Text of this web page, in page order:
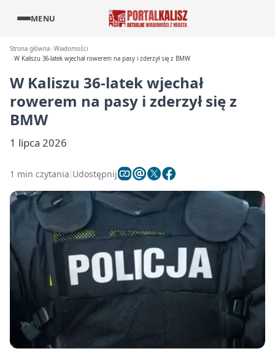
MENU
Strona główna Wiadomości
W Kaliszu 36-latek wjechał rowerem na pasy i zderzył się z BMW
W Kaliszu 36-latek wjechał
rowerem na pasy i zderzył się z
BMW
1 lipca 2026
1 min czytania Udostępnij